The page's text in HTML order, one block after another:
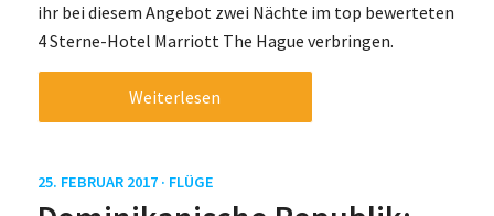
ihr bei diesem Angebot zwei Nächte im top bewerteten
4 Sterne-Hotel Marriott The Hague verbringen.
Weiterlesen
25. FEBRUAR 2017 · FLÜGE